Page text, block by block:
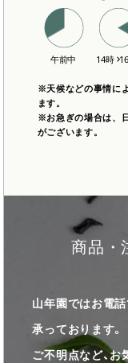
※天候などの事情に
ます。
※お急ぎの場合は、
がございます。
商品・
山年園ではお電
承っております。
ご不明点など、